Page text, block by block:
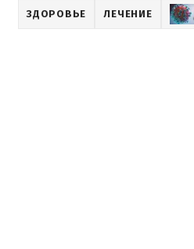
ЗДОРОВЬЕ ЛЕЧЕНИЕ